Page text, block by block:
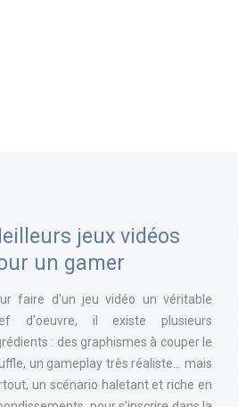
jeux vidéos
un gamer
faire d'un jeu vidéo un véritable
d'oeuvre, il existe plusieurs
: des graphismes à couper le
un gameplay très réaliste... mais
un scénario haletant et riche en